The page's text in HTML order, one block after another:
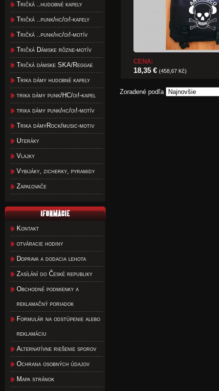
Tričká ..hudobné kapely
Tričká ..punk/hc/oi!-kapely
Tričká ..punk/hc/oi!-motív
Tričká Dámske rôzne-motív
Tričká dámske SKA/Reggae
Trika dámy hudobné kapely
trika dámy punk/HC/oi!-kapel
trika dámy punk/hc/oi!-motív
Trika dámyRock/music-motiv
Uteráky
Vlajky
Vybijáky, zicherky, pyramidy
Zapaľovače
Kontakt
otváracie hodiny
Doprava a dodacia lehota
Zasílání do České republiky
Obchodné podmienky a
reklamačný poriadok
Formulár na odstúpenie alebo
reklamáciu
Alternatívne riešenie sporov
Ochrana osobných údajov
Mapa stránok
CENA:
18,35 € (458,67 Kč)
Zoradené podľa